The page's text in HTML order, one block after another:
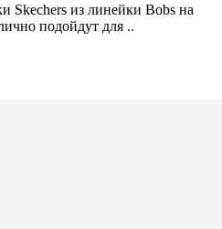
Skechers из линейки Bobs на
подойдут для ..